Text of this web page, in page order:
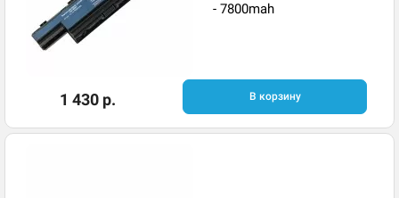
- 7800mah
1 430 р. В корзину